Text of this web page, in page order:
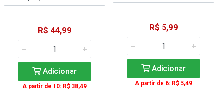
R$ 44,99
Adicionar
A partir de 10: R$ 38,49
R$ 5,99
Adicionar
A partir de 6: R$ 5,49